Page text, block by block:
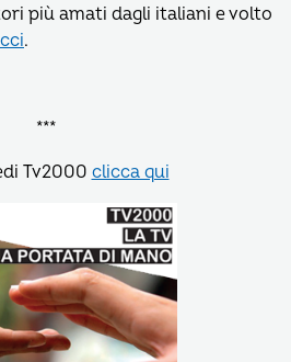
più amati dagli italiani e volto
.
***
Tv2000 clicca qui